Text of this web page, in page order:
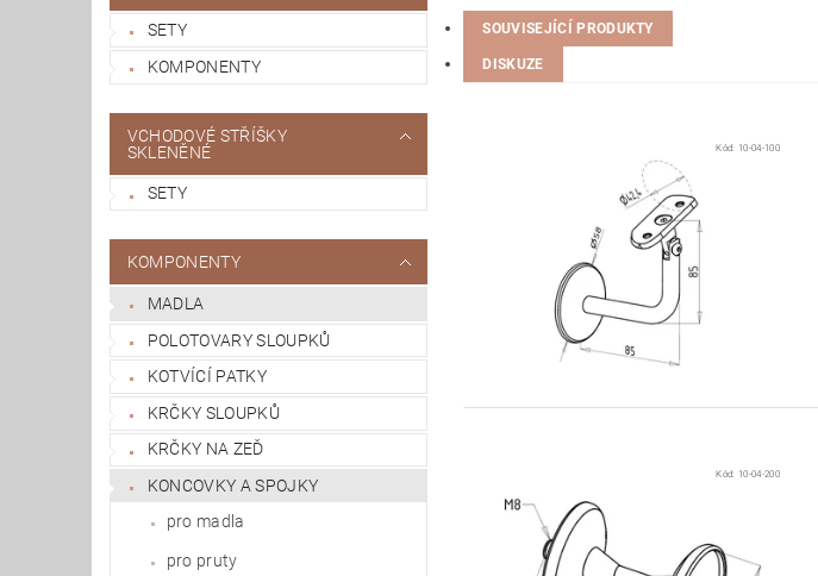
SETY
KOMPONENTY
VCHODOVÉ STŘÍŠKY
SKLENĚNÉ
SETY
KOMPONENTY
MADLA
POLOTOVARY SLOUPKŮ
KOTVÍCÍ PATKY
KRČKY SLOUPKŮ
KRČKY NA ZEĎ
KONCOVKY A SPOJKY
pro madla
pro pruty
SOUVISEJÍCÍ PRODUKTY
DISKUZE
Kód: 10-04-100
Kód: 10-04-200